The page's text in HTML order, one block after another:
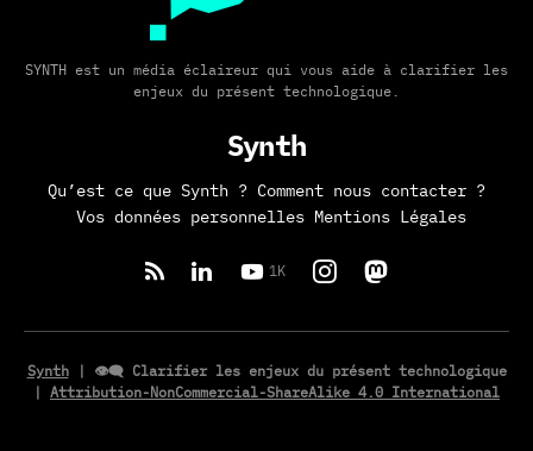
SYNTH est un média éclaireur qui vous aide à clarifier les
enjeux du présent technologique.
Synth
Qu’est ce que Synth ?
Comment nous contacter ?
Vos données personnelles
Mentions Légales
1K
Synth| 👁️‍🗨️ Clarifier les enjeux du présent technologique
Attribution-NonCommercial-ShareAlike 4.0 International